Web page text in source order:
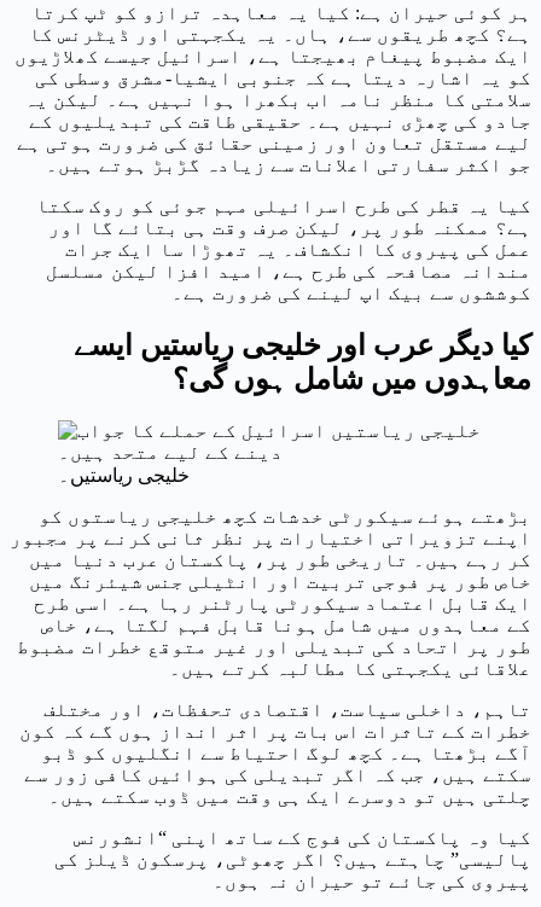
ہر کوئی حیران ہے: کیا یہ معاہدہ ترازو کو ٹپ کرتا
ہے؟ کچھ طریقوں سے، ہاں۔ یہ یکجہتی اور ڈیٹرنس کا
ایک مضبوط پیغام بھیجتا ہے، اسرائیل جیسے کھلاڑیوں
کو یہ اشارہ دیتا ہے کہ جنوبی ایشیا-مشرق وسطی کی
سلامتی کا منظر نامہ اب بکھرا ہوا نہیں ہے۔ لیکن یہ
جادو کی چھڑی نہیں ہے۔ حقیقی طاقت کی تبدیلیوں کے
لیے مستقل تعاون اور زمینی حقائق کی ضرورت ہوتی ہے
جو اکثر سفارتی اعلانات سے زیادہ گڑبڑ ہوتے ہیں۔
کیا یہ قطر کی طرح اسرائیلی مہم جوئی کو روک سکتا
ہے؟ ممکنہ طور پر، لیکن صرف وقت ہی بتائے گا اور
عمل کی پیروی کا انکشاف۔ یہ تھوڑا سا ایک جرات
مندانہ مصافحہ کی طرح ہے، امید افزا لیکن مسلسل
کوششوں سے بیک اپ لینے کی ضرورت ہے۔
کیا دیگر عرب اور خلیجی ریاستیں ایسے
معاہدوں میں شامل ہوں گی؟
خلیجی ریاستیں۔
بڑھتے ہوئے سیکورٹی خدشات کچھ خلیجی ریاستوں کو
اپنے تزویراتی اختیارات پر نظر ثانی کرنے پر مجبور
کر رہے ہیں۔ تاریخی طور پر، پاکستان عرب دنیا میں
خاص طور پر فوجی تربیت اور انٹیلی جنس شیئرنگ میں
ایک قابل اعتماد سیکورٹی پارٹنر رہا ہے۔ اسی طرح
کے معاہدوں میں شامل ہونا قابل فہم لگتا ہے، خاص
طور پر اتحاد کی تبدیلی اور غیر متوقع خطرات مضبوط
علاقائی یکجہتی کا مطالبہ کرتے ہیں۔
تاہم، داخلی سیاست، اقتصادی تحفظات، اور مختلف
خطرات کے تاثرات اس بات پر اثر انداز ہوں گے کہ کون
آگے بڑھتا ہے۔ کچھ لوگ احتیاط سے انگلیوں کو ڈبو
سکتے ہیں، جب کہ اگر تبدیلی کی ہوائیں کافی زور سے
چلتی ہیں تو دوسرے ایک ہی وقت میں ڈوب سکتے ہیں۔
کیا وہ پاکستان کی فوج کے ساتھ اپنی “انشورنس
پالیسی” چاہتے ہیں؟ اگر چھوٹی، پرسکون ڈیلز کی
پیروی کی جائے تو حیران نہ ہوں۔